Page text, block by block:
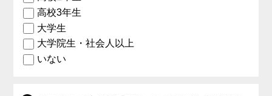
高校3年生
大学生
大学院生・社会人以上
いない